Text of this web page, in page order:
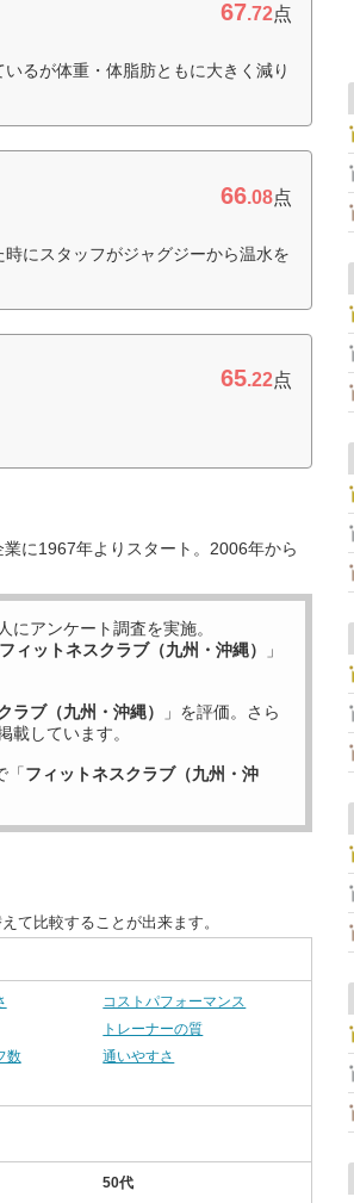
67.72点
るが体重・体脂肪ともに大きく減り
66.08点
にスタッフがジャグジーから温水を
65.22点
に1967年よりスタート。2006年から
人にアンケート調査を実施。
フィットネスクラブ（九州・沖縄）
」
ラブ（九州・沖縄）
」を評価。さら
載しています。
「フィットネスクラブ（九州・沖
て比較することが出来ます。
コストパフォーマンス
トレーナーの質
数
通いやすさ
50代